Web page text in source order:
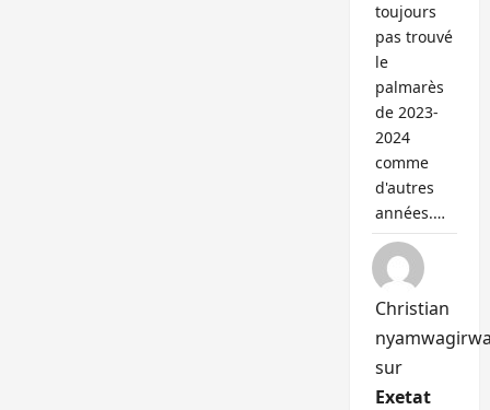
toujours
pas trouvé
le
palmarès
de 2023-
2024
comme
d'autres
années.…
Christian
sur
Exetat